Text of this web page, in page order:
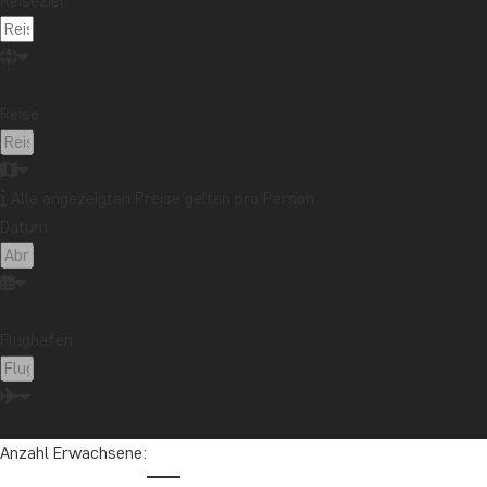
Wir empfehlen daher, zwischen April und November auf dem
Das östliche Peru: Der Amazonas-Regenwald
Anzahl Erwachsene: